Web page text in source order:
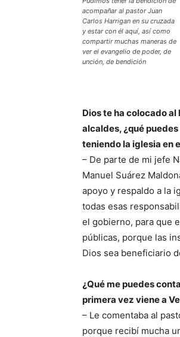
acompañar al pastor Juan
Carlos Harrigan en su cruzada
y estar con él aquí, así como
compartir muchas maneras de
ver el evangelio de poder, de
unción, de bendición
Dios te ha colocado
alcaldes, ¿qué
teniendo la iglesia en
– De parte de mi jefe
Manuel Suárez
apoyo y respaldo a la
todas esas
el gobierno, para que
públicas, porque las
Dios sea beneficiario
¿Qué me puedes
primera vez viene a
– Le comentaba al
porque recibí mucha